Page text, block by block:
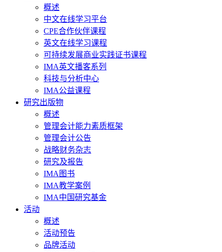
概述
中文在线学习平台
CPE合作伙伴课程
英文在线学习课程
可持续发展商业实践证书课程
IMA英文播客系列
科技与分析中心
IMA公益课程
研究出版物
概述
管理会计能力素质框架
管理会计公告
战略财务杂志
研究及报告
IMA图书
IMA教学案例
IMA中国研究基金
活动
概述
活动预告
品牌活动